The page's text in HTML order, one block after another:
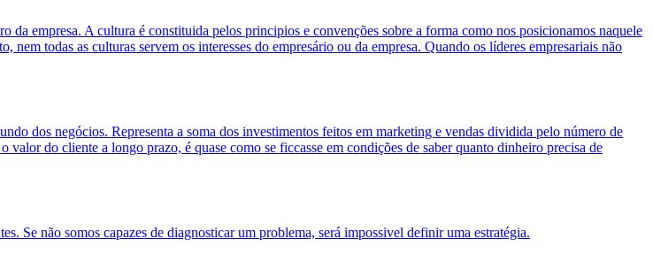
da empresa. A cultura é constituida pelos principios e convenções sobre a forma como nos posicionamos naquele
todas as culturas servem os interesses do empresário ou da empresa. Quando os líderes empresariais não
dos negócios. Representa a soma dos investimentos feitos em marketing e vendas dividida pelo número de
do cliente a longo prazo, é quase como se ficcasse em condições de saber quanto dinheiro precisa de
Se não somos capazes de diagnosticar um problema, será impossivel definir uma estratégia.